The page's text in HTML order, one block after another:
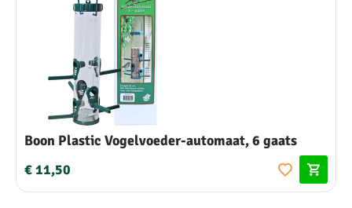
Boon Plastic Vogelvoeder-automaat, 6 gaats
€ 11,50